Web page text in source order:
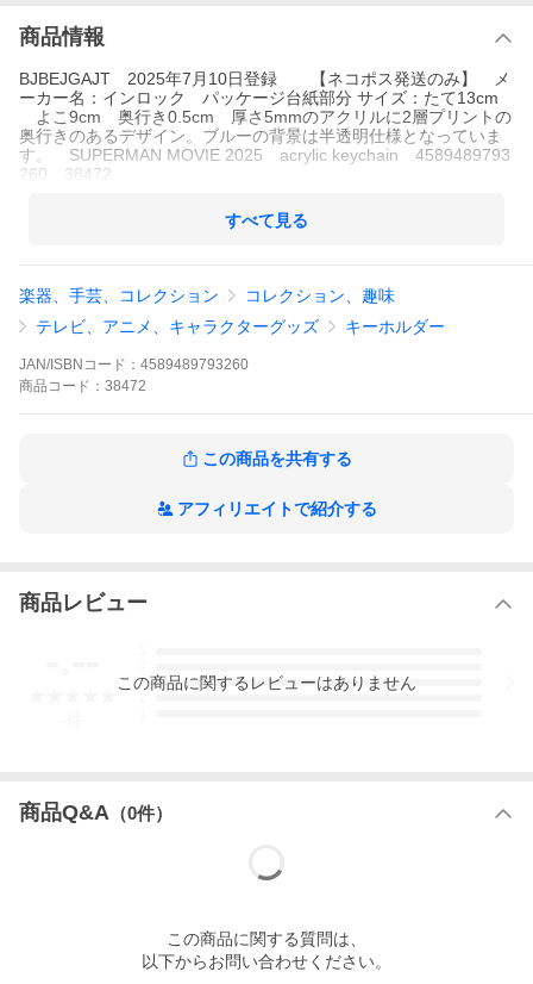
商品情報
BJBEJGAJT 2025年7月10日登録 【ネコポス発送のみ】 メ
ーカー名：インロック パッケージ台紙部分 サイズ：たて13cm
よこ9cm 奥行き0.5cm 厚さ5mmのアクリルに2層プリントの
奥行きのあるデザイン。ブルーの背景は半透明仕様となっていま
す。 SUPERMAN MOVIE 2025 acrylic keychain 4589489793
260 38472
すべて見る
楽器、手芸、コレクション
コレクション、趣味
テレビ、アニメ、キャラクターグッズ
キーホルダー
JAN/ISBNコード： 4589489793260
商品 コード： 38472
この商品を共有する
アフィリエイトで紹介する
商品レビュー
3
この商品に関するレビューはありません
商品Q&A （0件）
この商品に関する質問は、
以下からお問い合わせください。